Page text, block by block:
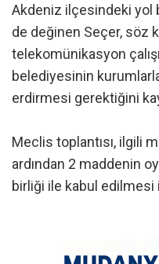
Akdeniz ilçesindeki yol
de değinen Seçer, söz
telekomünikasyon
belediyesinin
erdirmesi gerektiğini
Meclis toplantısı, ilgili
ardından 2 maddenin
birliği ile kabul edilmesi